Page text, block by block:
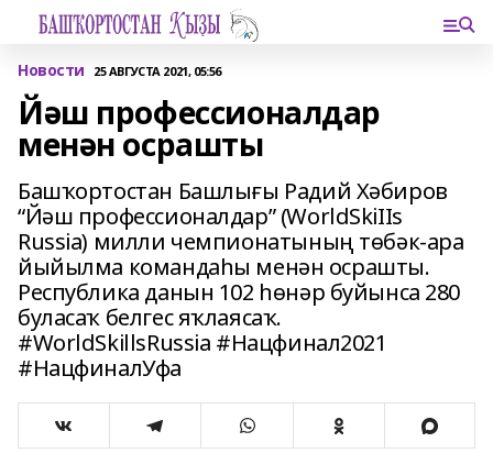
Новости 25 АВГУСТА 2021, 05:56
Йәш профессионалдар
менән осрашты
Башҡортостан Башлығы Радий Хәбиров
“Йәш профессионалдар” (WorldSkiIIs
Russia) милли чемпионатының төбәк-ара
йыйылма командаһы менән осрашты.
Республика данын 102 һөнәр буйынса 280
буласаҡ белгес яҡлаясаҡ.
#WorldSkillsRussia #Нацфинал2021
#НацфиналУфа